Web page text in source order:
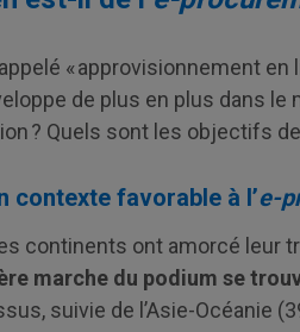
« approvisionnement en
de plus en plus dans le
? Quels sont les objectifs
contexte favorable à l’e-
continents ont amorcé leur
marche du podium se
suivie de l’Asie-Océanie